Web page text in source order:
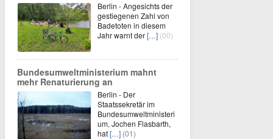
Berlin - Angesichts der
gestiegenen Zahl von
Badetoten in diesem
Jahr warnt der[…] (00)
Bundesumweltministerium mahnt
mehr Renaturierung an
Berlin - Der
Staatssekretär im
Bundesumweltministeri
um, Jochen Flasbarth,
hat[…] (01)